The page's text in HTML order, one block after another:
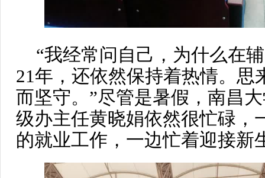
“我经常问自己，为什么在
21年，还依然保持着热情。思
而坚守。”尽管是暑假，南昌
级办主任黄晓娟依然很忙碌，
的就业工作，一边忙着迎接新